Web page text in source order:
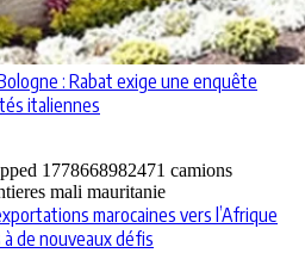
: Rabat exige une enquête
italiennes
marocaines vers l’Afrique
de nouveaux défis